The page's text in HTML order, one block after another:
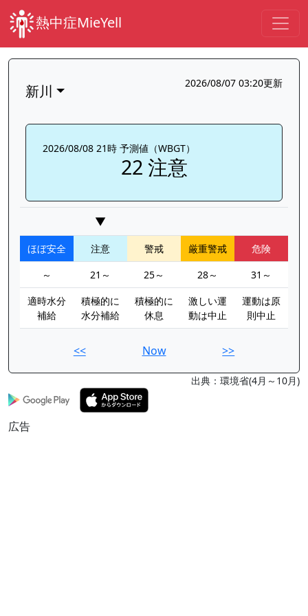
熱中症MieYell
新川 2026/08/07 03:20更新
2026/08/08 21時 予測値（WBGT）
22 注意
▼
ほぼ安全 注意 警戒 厳重警戒
危険
～
21～ 25～ 28～
31～
適時水分
補給
積極的に
水分補給
積極的に
休息
激しい運
動は中止
運動は原
則中止
<< Now >>
出典：環境省(4月～10月)
広告